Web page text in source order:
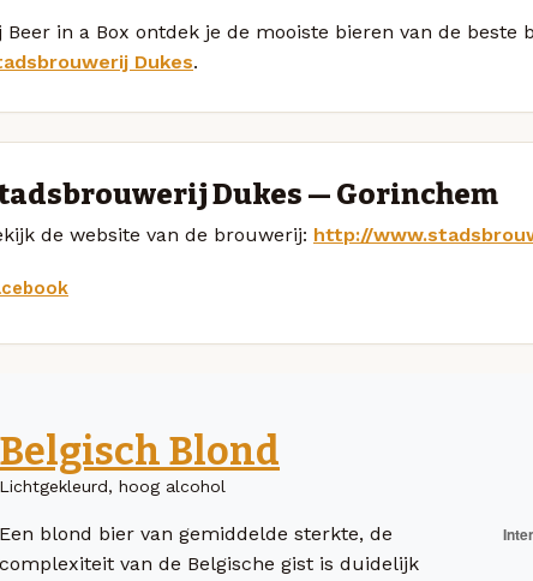
Beer in a Box ontdek je de mooiste bieren van de beste
Dukes.
Dukes — Gorinchem
de website van de brouwerij: http://
Belgisch Blond
Lichtgekleurd, hoog alcohol
Een blond bier van gemiddelde sterkte, de
complexiteit van de Belgische gist is duidelijk